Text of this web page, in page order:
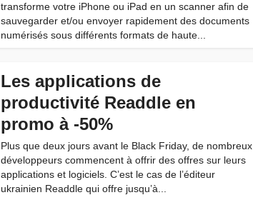
transforme votre iPhone ou iPad en un scanner afin de
sauvegarder et/ou envoyer rapidement des documents
numérisés sous différents formats de haute...
Les applications de
productivité Readdle en
promo à -50%
Plus que deux jours avant le Black Friday, de nombreux
développeurs commencent à offrir des offres sur leurs
applications et logiciels. C’est le cas de l’éditeur
ukrainien Readdle qui offre jusqu’à...